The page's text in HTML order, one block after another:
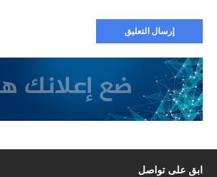
ابق على تواصل